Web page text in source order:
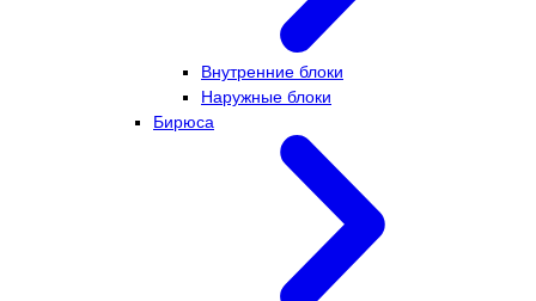
Внутренние блоки
Наружные блоки
Бирюса